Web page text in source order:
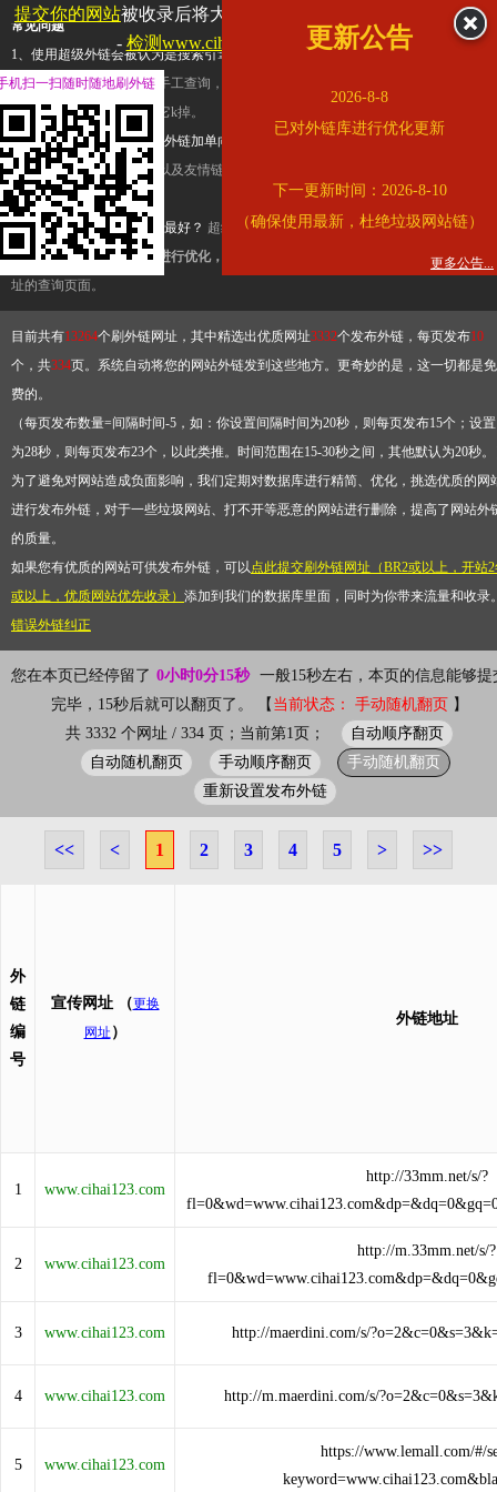
常见问题
1、使用超级外链会被认为是搜索引擎优化作弊吗？ 超级外链只是一个简便而集成
查询工具，模拟的是正常手工查询，不是作弊。如果是作弊，那您可以使用超级外
推广竞争对手的网址，让它k掉。
2、网站优化单纯依靠超级外链加单向链接可行吗？
链，需要结合普通的外链以及友情链接，您可以到站长论坛发布外链，到友情链接
台交换友情链接。
3、如何使用超级外链效果最好？ 超级外链不同于普通的外链，它是动态的链接，
有频繁使用超级外链工具进行优化，才能获得稳定的外链
，最终使搜索引擎收录带
址的查询页面。
目前共有13264个刷外链网址，其中精选出优质网址3332个发布外链，每页发布10
个，共334页。系统自动将您的网站外链发到这些地方。更奇妙的是，这一切都是免
费的。
（每页发布数量=间隔时间-5，如：你设置间隔时间为20秒，则每页发布15个；设置
为28秒，则每页发布23个，以此类推。时间范围在15-30秒之间，其他默认为20秒
为了避免对网站造成负面影响，我们定期对数据库进行精简、优化，挑选优质的网
进行发布外链，对于一些垃圾网站、打不开等恶意的网站进行删除，提高了网站外
的质量。
如果您有优质的网站可供发布外链，可以点此提交刷外链网址（BR2或以上，开站
或以上，优质网站优先收录） 添加到我们的数据库里面，同时为你带来流量和收录
错误外链纠正
您在本页已经停留了 0小时0分15秒 一般15秒左右，本页的信息能够提
完毕，15秒后就可以翻页了。 【 当前状态： 手动随机翻页 】
共 3332 个网址 / 334 页；当前第1页；
自动顺序翻页
自动随机翻页
手动顺序翻页
手动随机翻页
重新设置发布外链
<< < 1 2 3 4 5 > >>
外
链
编
号
宣传网址 （更换
网址 ）
外链地址
1 www.cihai123.com
http://33mm.net/s/?
2 www.cihai123.com
http://m.33mm.net/s/?
3 www.cihai123.com http://maerdini.com/s/
4 www.cihai123.com http://m.maerdini.com/s/
5 www.cihai123.com
https://www.lemall.com/#/
提交你的网站被收录后将大幅提升流量和外链，
查看展示页面
- 检测www.cihai123.com是否收录
更新公告
2026-8-8
已对外链库进行优化更新
下一更新时间：2026-8-10
（确保使用最新，杜绝垃圾网站链）
更多公告...
机扫一扫随时随地刷外链